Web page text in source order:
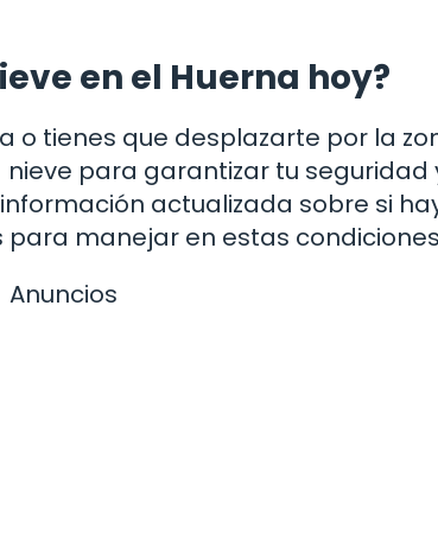
en el Huerna hoy?
tienes que desplazarte por la
para garantizar tu seguridad
actualizada sobre si
manejar en estas
Anuncios